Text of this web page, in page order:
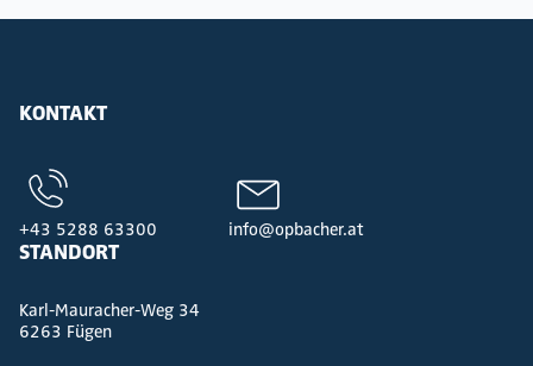
KONTAKT
+43 5288 63300 info@opbacher.at
STANDORT
Karl-Mauracher-Weg 34
6263 Fügen